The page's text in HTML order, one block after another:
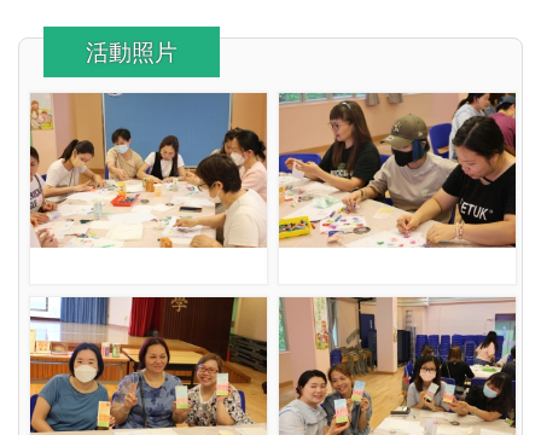
活動照片